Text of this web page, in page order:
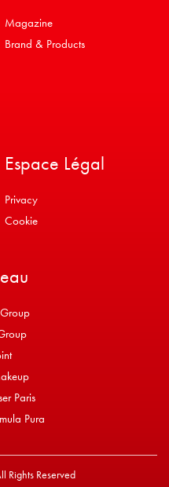
Magazine
Brand & Products
Espace Légal
Privacy
Cookie
Paris
Pura
Reserved